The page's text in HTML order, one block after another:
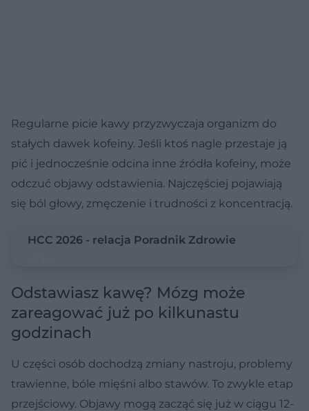
Regularne picie kawy przyzwyczaja organizm do
stałych dawek kofeiny. Jeśli ktoś nagle przestaje ją
pić i jednocześnie odcina inne źródła kofeiny, może
odczuć objawy odstawienia. Najczęściej pojawiają
się ból głowy, zmęczenie i trudności z koncentracją.
HCC 2026 - relacja Poradnik Zdrowie
Odstawiasz kawę? Mózg może
zareagować już po kilkunastu
godzinach
U części osób dochodzą zmiany nastroju, problemy
trawienne, bóle mięśni albo stawów. To zwykle etap
przejściowy. Objawy mogą zacząć się już w ciągu 12-